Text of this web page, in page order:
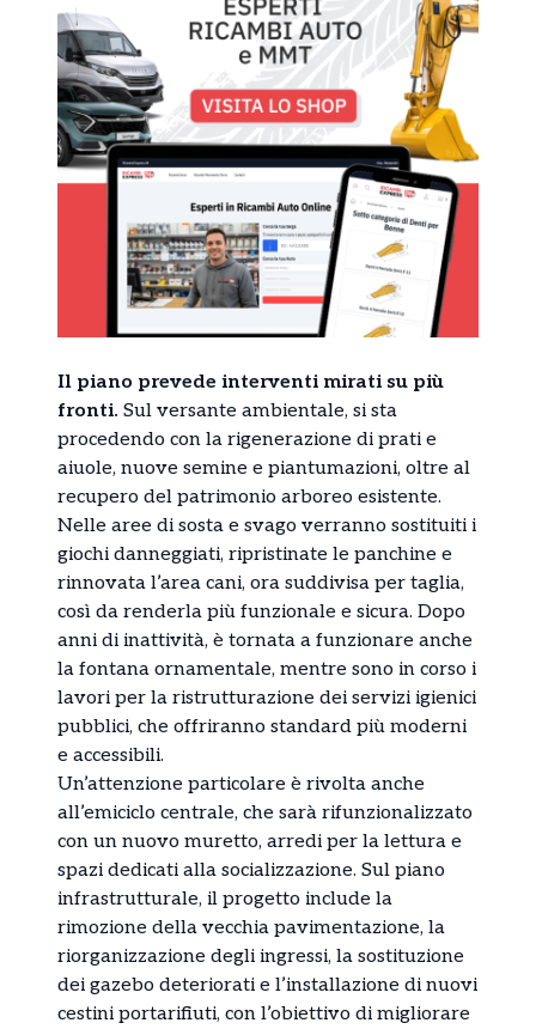
Il piano prevede interventi mirati su più
fronti. Sul versante ambientale, si sta
procedendo con la rigenerazione di prati e
aiuole, nuove semine e piantumazioni, oltre al
recupero del patrimonio arboreo esistente.
Nelle aree di sosta e svago verranno sostituiti i
giochi danneggiati, ripristinate le panchine e
rinnovata l’area cani, ora suddivisa per taglia,
così da renderla più funzionale e sicura. Dopo
anni di inattività, è tornata a funzionare anche
la fontana ornamentale, mentre sono in corso i
lavori per la ristrutturazione dei servizi igienici
pubblici, che offriranno standard più moderni
e accessibili.
Un’attenzione particolare è rivolta anche
all’emiciclo centrale, che sarà rifunzionalizzato
con un nuovo muretto, arredi per la lettura e
spazi dedicati alla socializzazione. Sul piano
infrastrutturale, il progetto include la
rimozione della vecchia pavimentazione, la
riorganizzazione degli ingressi, la sostituzione
dei gazebo deteriorati e l’installazione di nuovi
cestini portarifiuti, con l’obiettivo di migliorare